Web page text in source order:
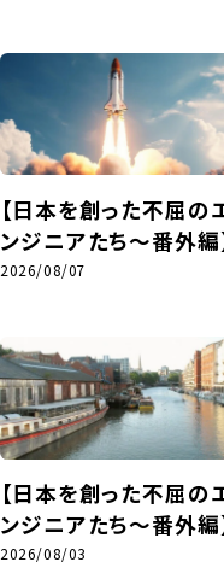
【日本を創った不屈の
ンジニアたち～番外編
2026/08/07
【日本を創った不屈の
ンジニアたち～番外編
2026/08/03